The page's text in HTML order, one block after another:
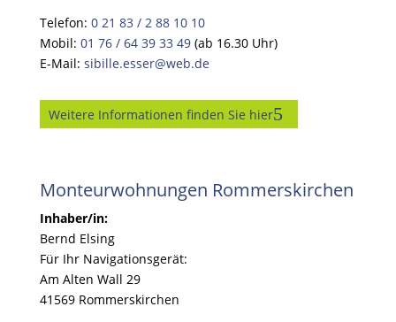
Telefon: 0 21 83 / 2 88 10 10
Mobil: 01 76 / 64 39 33 49(ab 16.30 Uhr)
E-Mail: sibille.esser@web.de
Weitere Informationen finden Sie hier
Monteurwohnungen Rommerskirchen
Inhaber/in:
Bernd Elsing
Für Ihr Navigationsgerät:
Am Alten Wall 29
41569 Rommerskirchen